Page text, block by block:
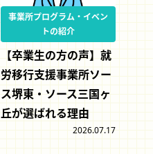
事業所プログラム・イベン
トの紹介
【卒業生の方の声】就
労移行支援事業所ソー
ス堺東・ソース三国ヶ
丘が選ばれる理由
2026.07.17